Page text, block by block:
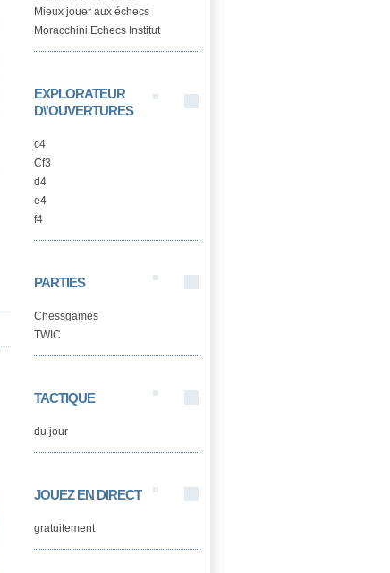
Mieux jouer aux échecs
Moracchini Echecs Institut
EXPLORATEUR
D\'OUVERTURES
c4
Cf3
d4
e4
f4
PARTIES
Chessgames
TWIC
TACTIQUE
du jour
JOUEZ EN DIRECT
gratuitement